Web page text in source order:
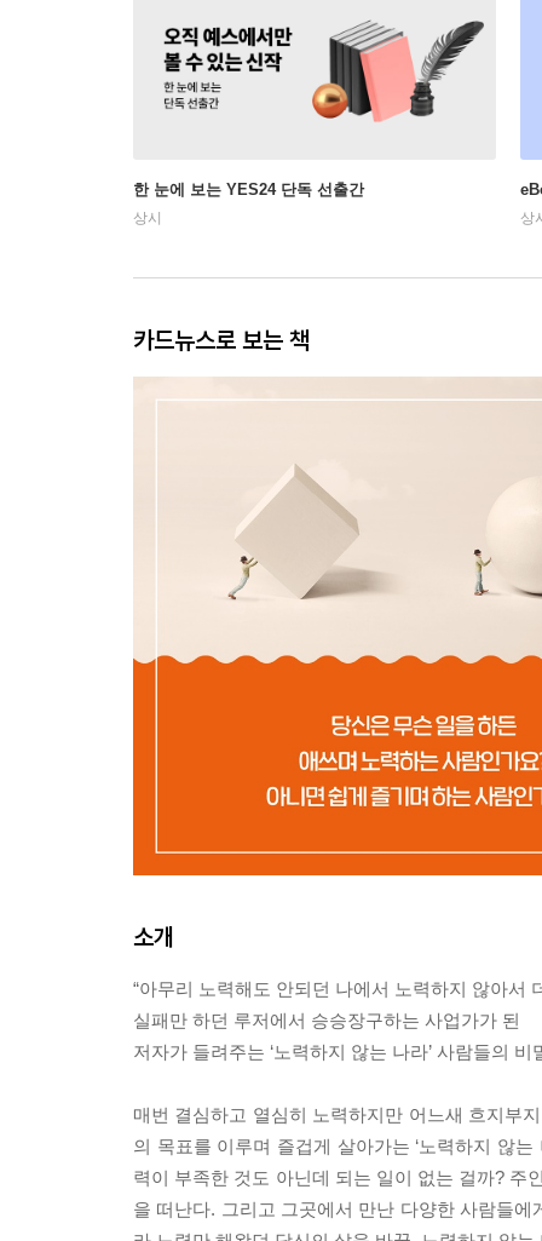
한 눈에 보는 YES24 단독 선출간
상시 상
카드뉴스로 보는 책
소개
“아무리 노력해도 안되던 나에서 노력하지 않아서
실패만 하던 루저에서 승승장구하는 사업가가 된
저자가 들려주는 ‘노력하지 않는 나라’ 사람들의 비
매번 결심하고 열심히 노력하지만 어느새 흐지부
의 목표를 이루며 즐겁게 살아가는 ‘노력하지 않
력이 부족한 것도 아닌데 되는 일이 없는 걸까? 주
을 떠난다. 그리고 그곳에서 만난 다양한 사람들에